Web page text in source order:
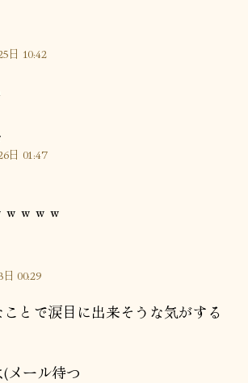
日 10:42
:
日 01:47
ｗｗｗ
00:29
とで涙目に出来そうな気がする
メール待つ